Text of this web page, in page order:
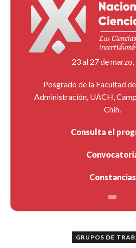
23 al 27 de
Posgrado de la Facultad
Administración, UACH,
Chih.
Consulta el
Constancias
GRUPOS DE